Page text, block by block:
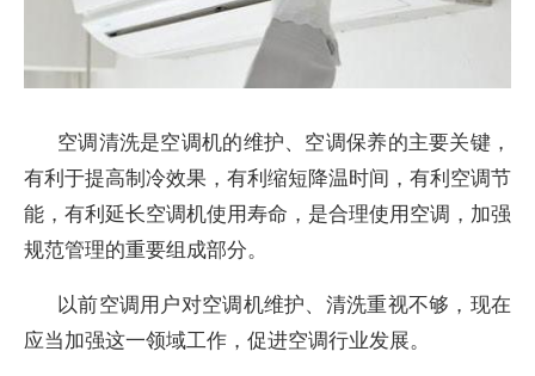
空调清洗是空调机的维护、空调保养的主要关键，
有利于提高制冷效果，有利缩短降温时间，有利空调节
能，有利延长空调机使用寿命，是合理使用空调，加强
规范管理的重要组成部分。
以前空调用户对空调机维护、清洗重视不够，现在
应当加强这一领域工作，促进空调行业发展。